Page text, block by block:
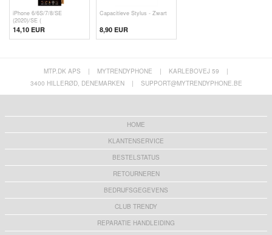
iPhone 6/6S/7/8/SE
(2020)/SE (
14,10 EUR
Capacitieve Stylus - Zwart
8,90 EUR
MTP.DK APS | MYTRENDYPHONE | KARLEBOVEJ 59
|
3400 HILLERØD, DENEMARKEN
| SUPPORT@MYTRENDYPHONE.BE
HOME
KLANTENSERVICE
BESTELSTATUS
RETOURNEREN
BEDRIJFSGEGEVENS
CLUB TRENDY
REPARATIE HANDLEIDING